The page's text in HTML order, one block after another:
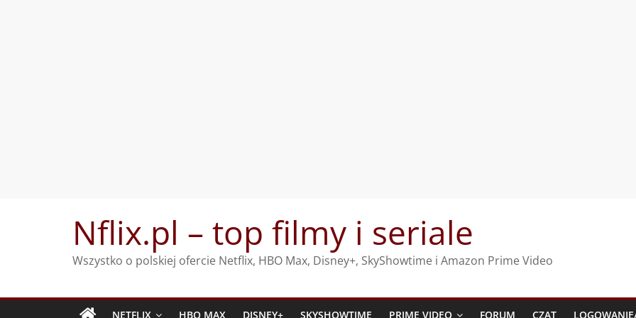
Nflix.pl – top filmy i seriale
Wszystko o polskiej ofercie Netflix, HBO Max, Disney+, SkyShowtime i Amazon Prime Video
NETFLIX HBO MAX DISNEY+ SKYSHOWTIME PRIME VIDEO FORUM CZAT